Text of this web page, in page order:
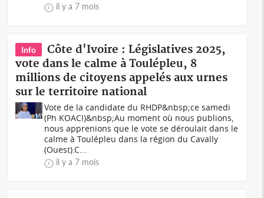
il y a 7 mois
Info
Côte d'Ivoire : Législatives 2025,
vote dans le calme à Toulépleu, 8
millions de citoyens appelés aux urnes
sur le territoire national
Vote de la candidate du RHDP&nbsp;ce samedi
(Ph KOACI)&nbsp;Au moment où nous publions,
nous apprenions que le vote se déroulait dans le
calme à Toulépleu dans la région du Cavally
(Ouest).C...
il y a 7 mois